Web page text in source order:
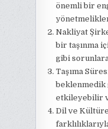
önemli bir
Nakliyat
bir taşınma
gibi
Taşıma
beklenmedik
etkileyebilir
Dil ve